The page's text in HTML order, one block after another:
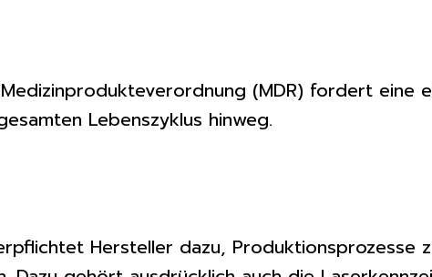
(MDR) fordert eine
Lebenszyklus hinweg.
Hersteller dazu,